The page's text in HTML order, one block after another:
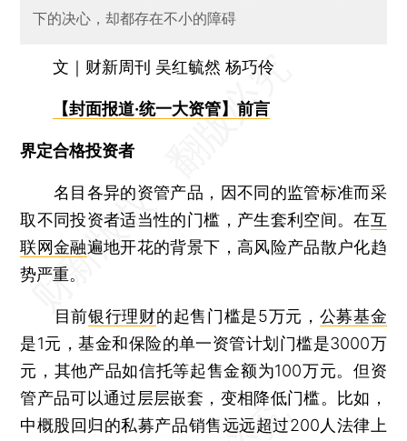
下的决心，却都存在不小的障碍
文｜财新周刊 吴红毓然 杨巧伶
【封面报道·统一大资管】前言
界定合格投资者
名目各异的资管产品，因不同的监管标准而采
取不同投资者适当性的门槛，产生套利空间。在互
联网金融遍地开花的背景下，高风险产品散户化趋
势严重。
目前银行理财的起售门槛是5万元， 公募基金
是1元，基金和保险的单一资管计划门槛是3000万
元，其他产品如信托等起售金额为100万元。但资
管产品可以通过层层嵌套，变相降低门槛。比如，
中概股回归的私募产品销售远远超过200人法律上